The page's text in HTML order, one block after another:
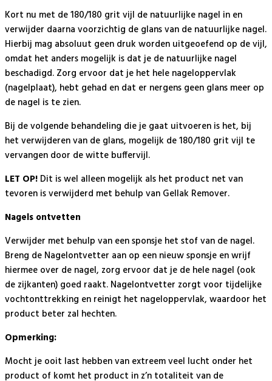
Kort nu met de 180/180 grit vijl de natuurlijke nagel in en
verwijder daarna voorzichtig de glans van de natuurlijke nagel.
Hierbij mag absoluut geen druk worden uitgeoefend op de vijl,
omdat het anders mogelijk is dat je de natuurlijke nagel
beschadigd. Zorg ervoor dat je het hele nageloppervlak
(nagelplaat), hebt gehad en dat er nergens geen glans meer op
de nagel is te zien.
Bij de volgende behandeling die je gaat uitvoeren is het, bij
het verwijderen van de glans, mogelijk de 180/180 grit vijl te
vervangen door de witte buffervijl.
LET OP! Dit is wel alleen mogelijk als het product net van
tevoren is verwijderd met behulp van Gellak Remover.
Nagels ontvetten
Verwijder met behulp van een sponsje het stof van de nagel.
Breng de Nagelontvetter aan op een nieuw sponsje en wrijf
hiermee over de nagel, zorg ervoor dat je de hele nagel (ook
de zijkanten) goed raakt. Nagelontvetter zorgt voor tijdelijke
vochtonttrekking en reinigt het nageloppervlak, waardoor het
product beter zal hechten.
Opmerking:
Mocht je ooit last hebben van extreem veel lucht onder het
product of komt het product in z’n totaliteit van de